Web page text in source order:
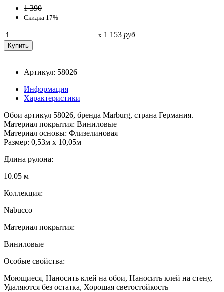
1 390
Скидка 17%
x 1 153 руб
Артикул: 58026
Информация
Характеристики
Обои артикул 58026, бренда Marburg, страна Германия.
Материал покрытия: Виниловые
Материал основы: Флизелиновая
Размер: 0,53м x 10,05м
Длина рулона:
10.05 м
Коллекция:
Nabucco
Материал покрытия:
Виниловые
Особые свойства:
Моющиеся, Наносить клей на обои, Наносить клей на стену,
Удаляются без остатка, Хорошая светостойкость